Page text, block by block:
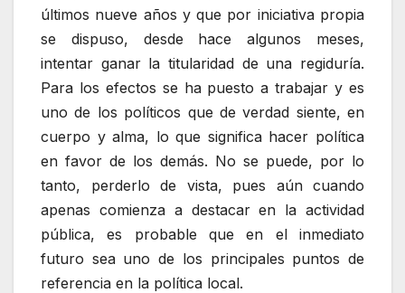
últimos nueve años y que por iniciativa propia
se dispuso, desde hace algunos meses,
intentar ganar la titularidad de una regiduría.
Para los efectos se ha puesto a trabajar y es
uno de los políticos que de verdad siente, en
cuerpo y alma, lo que significa hacer política
en favor de los demás. No se puede, por lo
tanto, perderlo de vista, pues aún cuando
apenas comienza a destacar en la actividad
pública, es probable que en el inmediato
futuro sea uno de los principales puntos de
referencia en la política local.